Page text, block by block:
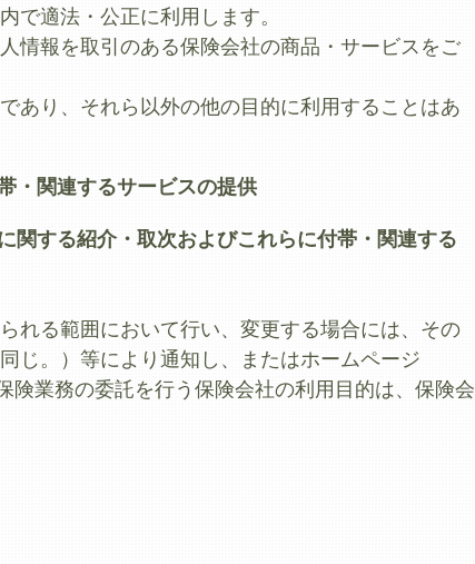
で適法・公正に利用します。
情報を取引のある保険会社の商品・サービスをご
あり、それら以外の他の目的に利用することはあ
・関連するサービスの提供
関する紹介・取次およびこれらに付帯・関連する
れる範囲において行い、変更する場合には、その
じ。）等により通知し、またはホームページ
険業務の委託を行う保険会社の利用目的は、保険会